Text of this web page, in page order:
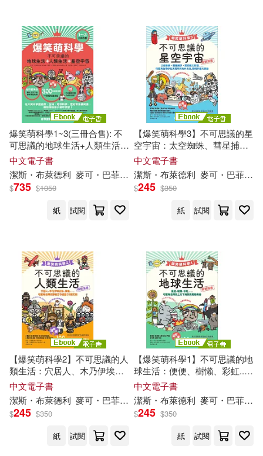
符杰祥(2) 米蘭‧昆德拉(2)
約爾格．彼得斯(2)
約翰．弗里德里希．赫爾巴特(2)
紫合(2) 羅倫斯．保利(2)
羅國傑(2) 羅德．文森(2)
羅蘭．利伯沙–布拉赫特(2)
美國植物畫藝術家協會(2)
聞思敏(2) 胡大平(2)
胡田庚(2)
艾伯特．費爾普斯．格雷夫斯(2)
艾琳．法爾科納(2)
商業周刊(4)
國立臺灣大學出版中心(4)
宗教文化出版社(4)
寧波出版社(4) 方智(4)
暨南大學出版社(4)
東方出版中心(4)
江西人民出版社(4)
江西高校出版社(4)
浙江人民出版社(4)
燕山大學出版社(4)
現代出版社(4) 立緒(4)
爆笑萌科學1~3(三冊合售): 不
可思議的地球生活+人類生活
+星空宇宙 (電子書)
中文電子書
潔斯・布萊德利 麥可・巴菲爾 何修瑜 吳妍儀 呂奕欣
$735 $1050
紙
試閱
【爆笑萌科學3】不可思議的星
空宇宙：太空蜘蛛、彗星捕
手、黑洞義大利麵.....可愛角色
帶你從太陽系飛向外太空，發
現宇宙大奧祕 (電子書)
中文電子書
潔斯・布萊德利 麥可・巴菲爾
$245 $350
紙
試閱
【爆笑萌科學2】不可思議的人
類生活：穴居人、木乃伊埃及
貓、象龜......可愛角色帶你穿梭
古今遊歷33國文明 (電子書)
中文電子書
潔斯・布萊德利 麥可・巴菲爾 呂奕欣
$245 $350
紙
試閱
【爆笑萌科學1】不可思議的地
球生活：便便、樹懶、彩虹......
可愛角色帶你上天下海探索萬
物奧祕 (電子書)
中文電子書
潔斯・布萊德利 麥可・巴菲爾
$245 $350
紙
試閱